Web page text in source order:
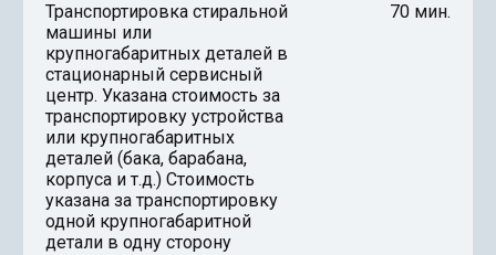
Транспортировка стиральной
машины или
крупногабаритных деталей в
стационарный сервисный
центр. Указана стоимость за
транспортировку устройства
или крупногабаритных
деталей (бака, барабана,
корпуса и т.д.) Стоимость
указана за транспортировку
одной крупногабаритной
детали в одну сторону
70 мин.